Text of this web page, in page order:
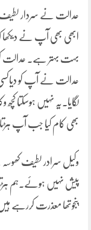
عدالت نے سردار لطیف
ابھی بھی آپ نے دیکھا
بہت بہتر ہے۔ عدالت
عدالت نے آپ کو دیاکسی
لگایا۔یہ نہیں ہوسکتا
بھی کام کیا جب آپ
وکیل سرادر لطیف کھوسہ
پیش نہیں ہوئے۔ہم
پنجوتھا معذرت کررہے